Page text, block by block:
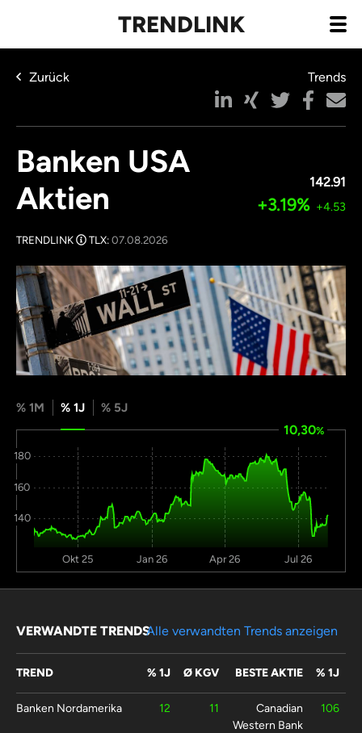
TRENDLINK
Zurück Trends
Banken USA
Aktien
TRENDLINK TLX:07.08.2026
142.91
+3.19% +4.53
% 1M % 1J % 5J
10,30%
140
160
180
Okt 25 Jan 26 Apr 26 Jul 26
VERWANDTE TRENDS
TREND % 1J Ø KGV BESTE AKTIE % 1J
Banken Nordamerika 12 11
Canadian
Western Bank
106
Alle verwandten Trends anzeigen